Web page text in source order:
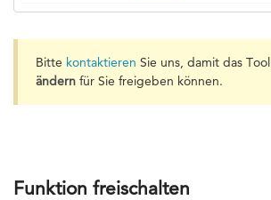
Bitte kontaktieren Sie uns, damit das Tool
ändern für Sie freigeben können.
Funktion freischalten